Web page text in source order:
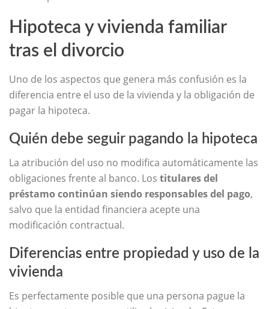
Hipoteca y vivienda familiar
tras el divorcio
Uno de los aspectos que genera más confusión es la
diferencia entre el uso de la vivienda y la obligación de
pagar la hipoteca.
Quién debe seguir pagando la hipoteca
La atribución del uso no modifica automáticamente las
obligaciones frente al banco. Los titulares del
préstamo continúan siendo responsables del pago,
salvo que la entidad financiera acepte una
modificación contractual.
Diferencias entre propiedad y uso de la
vivienda
Es perfectamente posible que una persona pague la